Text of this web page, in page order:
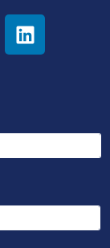
링
크